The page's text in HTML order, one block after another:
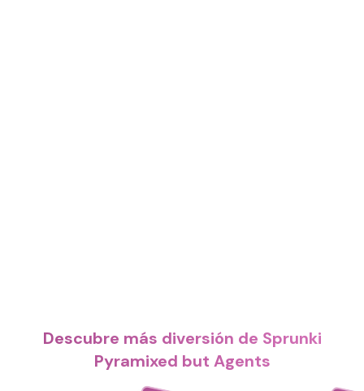
Descubre más diversión de Sprunki
Pyramixed but Agents